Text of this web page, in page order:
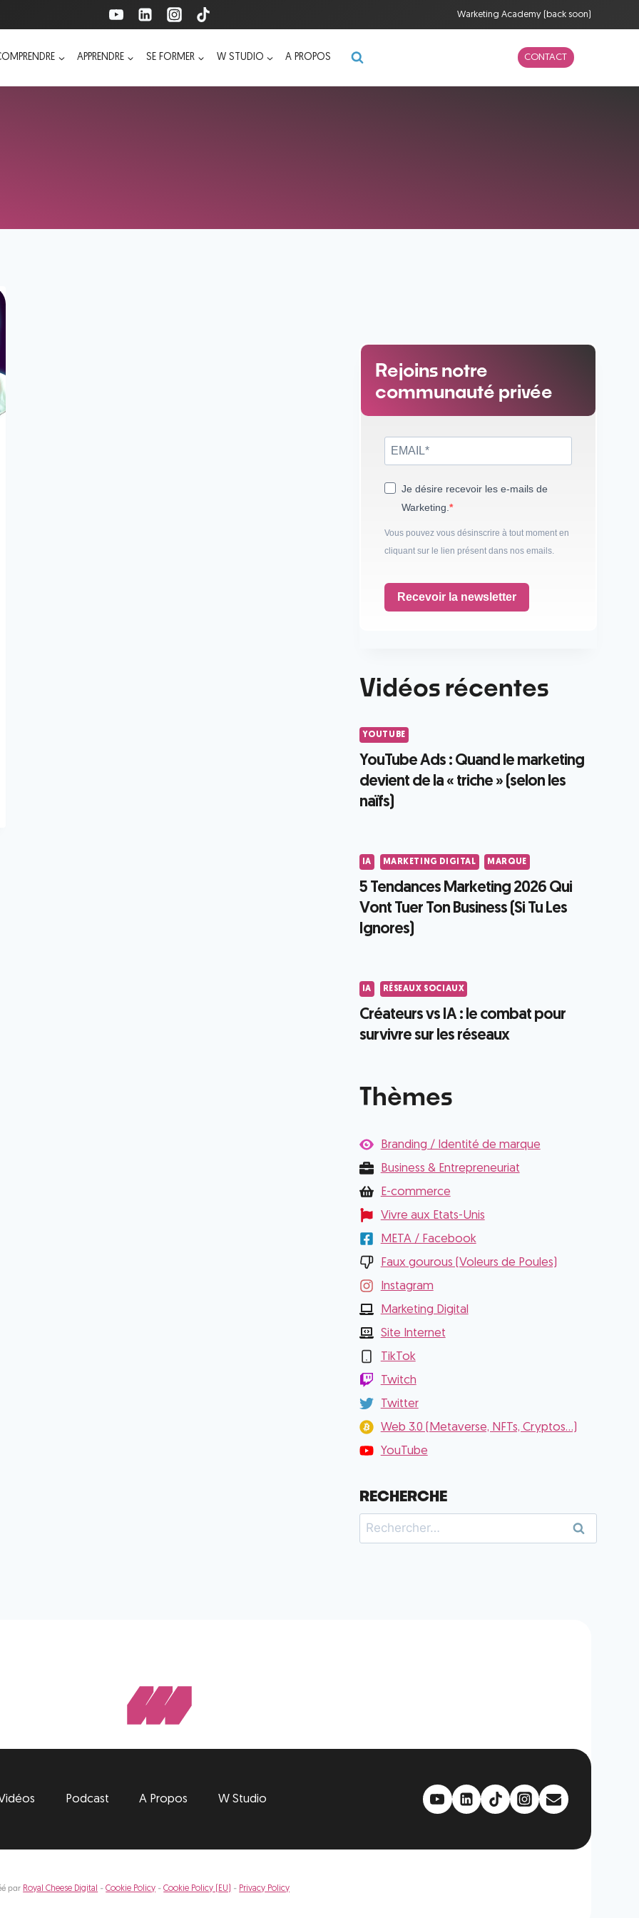
Warketing Academy (back soon)
APPRENDRE SE FORMER W STUDIO A PROPOS CONTACT
Rejoins notre
communauté privée
Je désire recevoir les e-mails de
Warketing.
Vous pouvez vous désinscrire à tout moment en
cliquant sur le lien présent dans nos emails.
Recevoir la newsletter
Vidéos récentes
YOUTUBE
YouTube Ads : Quand le marketing
devient de la « triche » (selon les
naïfs)
IA MARKETING DIGITAL MARQUE
5 Tendances Marketing 2026 Qui
Vont Tuer Ton Business (Si Tu Les
Ignores)
IA RÉSEAUX SOCIAUX
Créateurs vs IA : le combat pour
survivre sur les réseaux
Thèmes
Branding / Identité de marque
Business & Entrepreneuriat
E-commerce
Vivre aux Etats-Unis
META / Facebook
Faux gourous (Voleurs de Poules)
Instagram
Marketing Digital
Site Internet
TikTok
Twitch
Twitter
Web 3.0 (Metaverse, NFTs, Cryptos...)
YouTube
RECHERCHE
Podcast A Propos W Studio
par Royal Cheese Digital -Cookie Policy -Cookie Policy (EU) - Privacy Policy